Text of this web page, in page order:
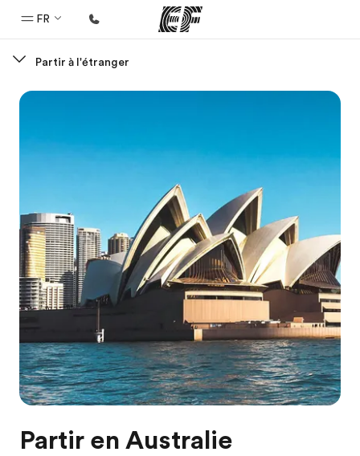
FR
Bienvenue chez EF
Trouver un bureau
A propos de nous
Qui sommes-nous ?
EF recrute
Rejoignez nos équipes
Partir à l'étranger
Partir en Australie